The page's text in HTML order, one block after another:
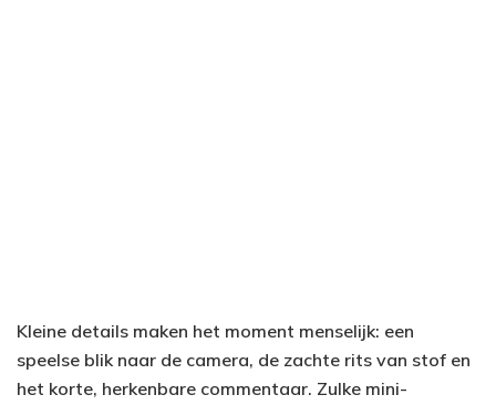
Kleine details maken het moment menselijk: een
speelse blik naar de camera, de zachte rits van stof en
het korte, herkenbare commentaar. Zulke mini-